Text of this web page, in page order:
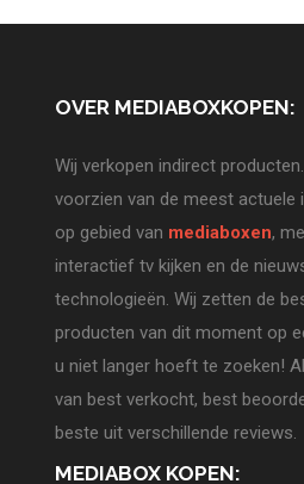
OVER MEDIABOXKOPEN:
Wij verkopen indirect
voorzien van de meest actuele
op gebied van mediaboxen,
interactief tv kijken en de
technologieën. Wij zetten de
producten van dit moment op
u niet langer hoeft te zoeken!
van best verkocht, best
beste uit verschillende reviews.
MEDIABOX KOPEN: